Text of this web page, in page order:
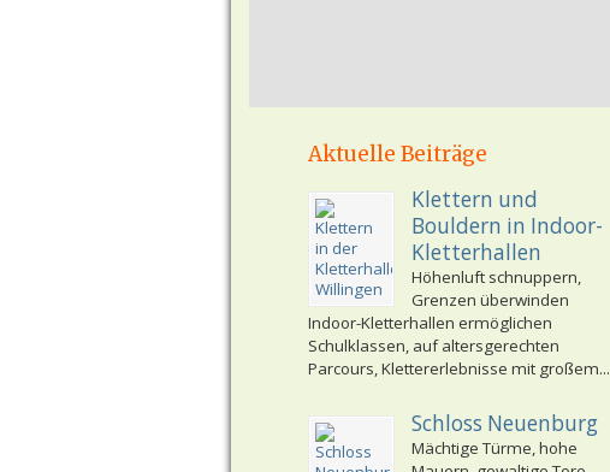
Aktuelle Beiträge
Klettern und
Bouldern in Indoor-
Kletterhallen
Höhenluft schnuppern,
Grenzen überwinden
Indoor-Kletterhallen ermöglichen
Schulklassen, auf altersgerechten
Parcours, Klettererlebnisse mit großem...
Schloss Neuenburg
Mächtige Türme, hohe